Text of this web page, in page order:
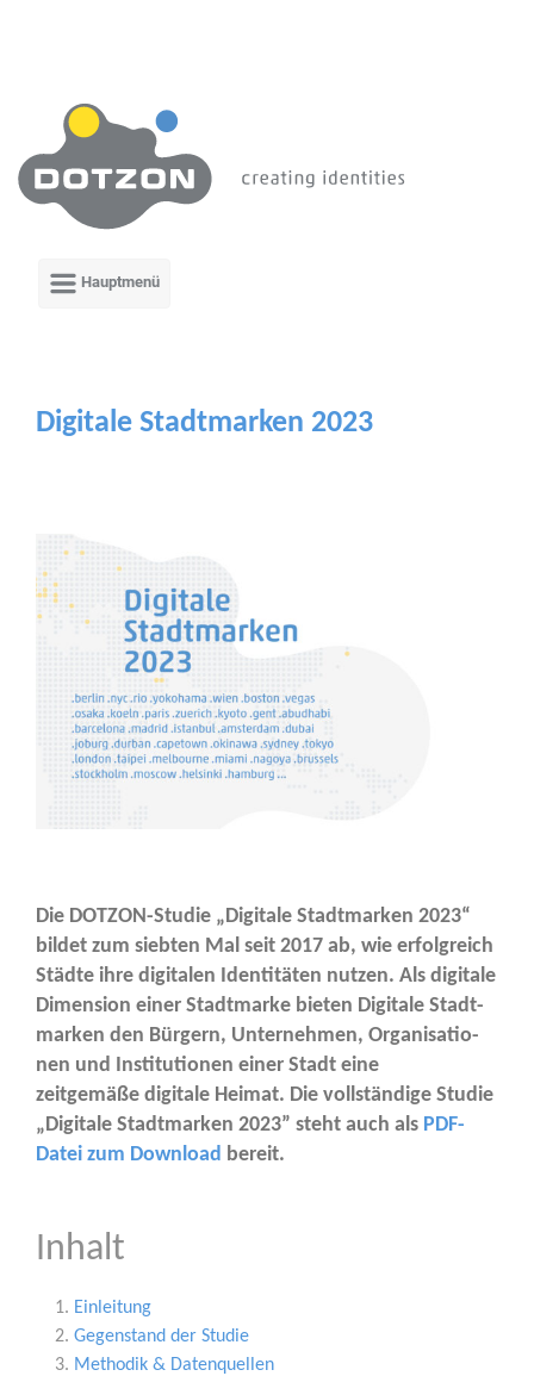
Digitale Stadtmarken 2023
Die DOT­ZON-Stu­die „Digi­ta­le Stadt­mar­ken 2023“
bil­det zum sieb­ten Mal seit 2017 ab, wie erfolg­reich
Städ­te ihre digi­ta­len Iden­ti­tä­ten nut­zen. Als digi­ta­le
Dimen­si­on einer Stadt­mar­ke bie­ten Digi­ta­le Stadt­
mar­ken den Bür­gern, Unter­neh­men, Orga­ni­sa­tio­
nen und Insti­tu­tio­nen einer Stadt eine
zeit­ge­mä­ße digi­ta­le Hei­mat. Die voll­stän­di­ge Stu­die
„Digi­ta­le Stadt­mar­ken 2023” steht auch als PDF-
Datei zum Down­load bereit.
Inhalt
Ein­lei­tung
Gegen­stand der Studie
Metho­dik & Datenquellen